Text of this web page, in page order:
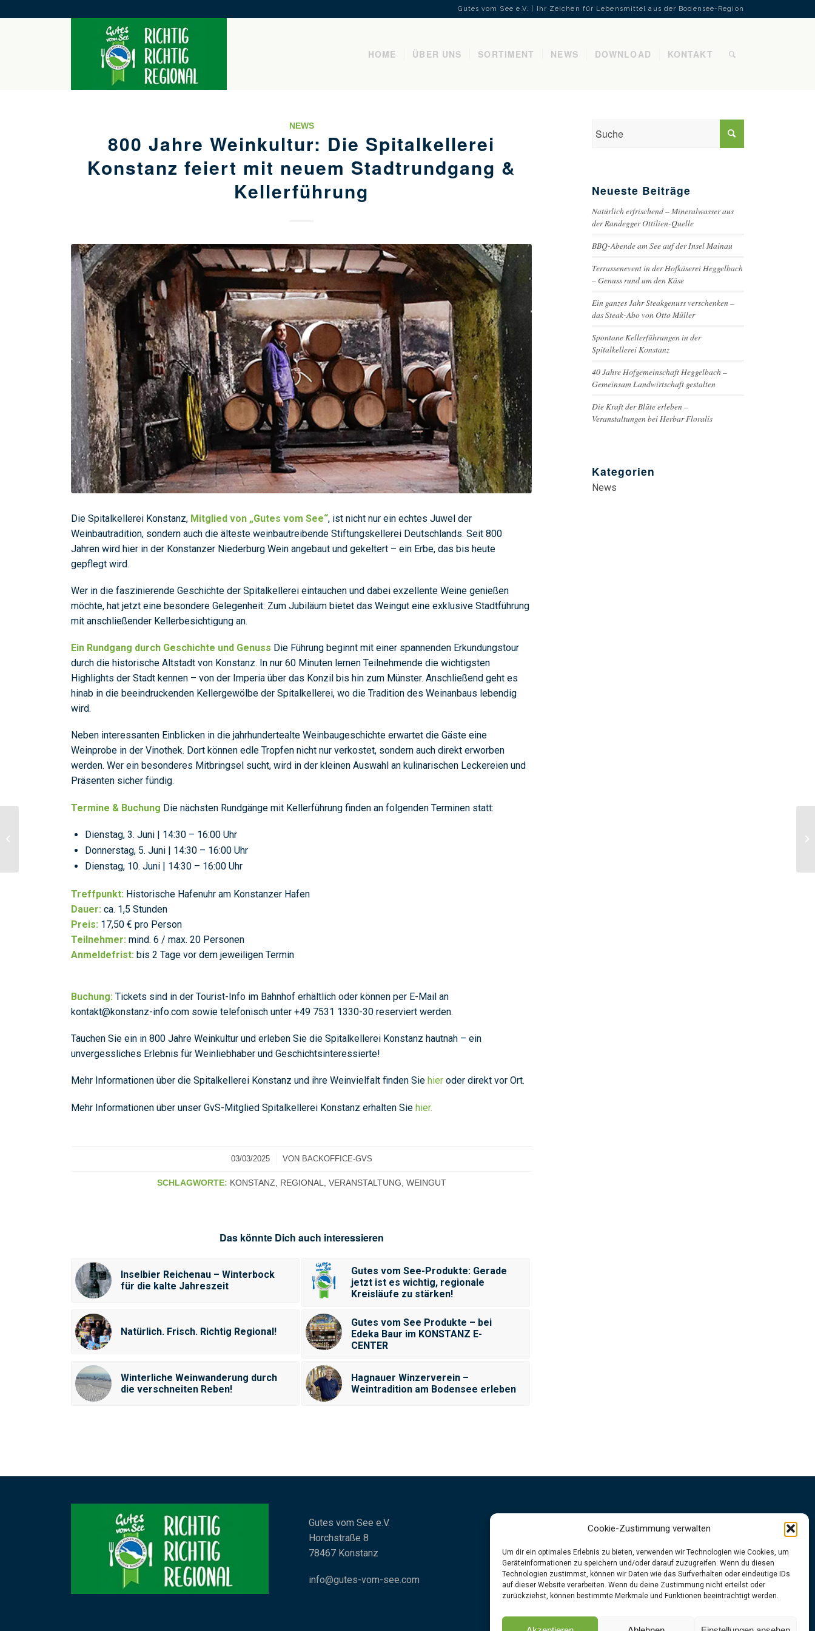
Cookie-Zustimmung verwalten
Um dir ein optimales Erlebnis zu bieten, verwenden wir Technologien wie Cookies, um
Geräteinformationen zu speichern und/oder darauf zuzugreifen. Wenn du diesen
Technologien zustimmst, können wir Daten wie das Surfverhalten oder eindeutige IDs
auf dieser Website verarbeiten. Wenn du deine Zustimmung nicht erteilst oder
zurückziehst, können bestimmte Merkmale und Funktionen beeinträchtigt werden.
Gutes vom See e.V. | Ihr Zeichen für Lebensmittel aus der Bodensee-Region
HOME ÜBER UNS SORTIMENT NEWS DOWNLOAD KONTAKT
NEWS
800 Jahre Weinkultur: Die Spitalkellerei
Konstanz feiert mit neuem Stadtrundgang &
Kellerführung
Die Spitalkellerei Konstanz, Mitglied von „Gutes vom See“, ist nicht nur ein echtes Juwel der
Weinbautradition, sondern auch die älteste weinbautreibende Stiftungskellerei Deutschlands. Seit 800
Jahren wird hier in der Konstanzer Niederburg Wein angebaut und gekeltert – ein Erbe, das bis heute
gepflegt wird.
Wer in die faszinierende Geschichte der Spitalkellerei eintauchen und dabei exzellente Weine genießen
möchte, hat jetzt eine besondere Gelegenheit: Zum Jubiläum bietet das Weingut eine exklusive Stadtführung
mit anschließender Kellerbesichtigung an.
Ein Rundgang durch Geschichte und Genuss Die Führung beginnt mit einer spannenden Erkundungstour
durch die historische Altstadt von Konstanz. In nur 60 Minuten lernen Teilnehmende die wichtigsten
Highlights der Stadt kennen – von der Imperia über das Konzil bis hin zum Münster. Anschließend geht es
hinab in die beeindruckenden Kellergewölbe der Spitalkellerei, wo die Tradition des Weinanbaus lebendig
wird.
Neben interessanten Einblicken in die jahrhundertealte Weinbaugeschichte erwartet die Gäste eine
Weinprobe in der Vinothek. Dort können edle Tropfen nicht nur verkostet, sondern auch direkt erworben
werden. Wer ein besonderes Mitbringsel sucht, wird in der kleinen Auswahl an kulinarischen Leckereien und
Präsenten sicher fündig.
Termine & Buchung Die nächsten Rundgänge mit Kellerführung finden an folgenden Terminen statt:
Dienstag, 3. Juni | 14:30 – 16:00 Uhr
Donnerstag, 5. Juni | 14:30 – 16:00 Uhr
Dienstag, 10. Juni | 14:30 – 16:00 Uhr
Treffpunkt: Historische Hafenuhr am Konstanzer Hafen
Dauer: ca. 1,5 Stunden
Preis: 17,50 € pro Person
Teilnehmer: mind. 6 / max. 20 Personen
Anmeldefrist: bis 2 Tage vor dem jeweiligen Termin
Buchung: Tickets sind in der Tourist-Info im Bahnhof erhältlich oder können per E-Mail an
kontakt@konstanz-info.com sowie telefonisch unter +49 7531 1330-30 reserviert werden.
Tauchen Sie ein in 800 Jahre Weinkultur und erleben Sie die Spitalkellerei Konstanz hautnah – ein
unvergessliches Erlebnis für Weinliebhaber und Geschichtsinteressierte!
Mehr Informationen über die Spitalkellerei Konstanz und ihre Weinvielfalt finden Sie hier oder direkt vor Ort.
Mehr Informationen über unser GvS-Mitglied Spitalkellerei Konstanz erhalten Sie hier.
03/03/2025
/ VON BACKOFFICE-GVS
SCHLAGWORTE: KONSTANZ REGIONAL VERANSTALTUNG WEINGUT
Das könnte Dich auch interessieren
Inselbier Reichenau – Winterbock
für die kalte Jahreszeit
Gutes vom See-Produkte: Gerade
jetzt ist es wichtig, regionale
Kreisläufe zu stärken!
Natürlich. Frisch. Richtig Regional!
Gutes vom See Produkte – bei
Edeka Baur im KONSTANZ E-
CENTER
Winterliche Weinwanderung durch
die verschneiten Reben!
Hagnauer Winzerverein –
Weintradition am Bodensee erleben
Neueste Beiträge
Natürlich erfrischend – Mineralwasser aus
der Randegger Ottilien-Quelle
BBQ-Abende am See auf der Insel Mainau
Terrassenevent in der Hofkäserei Heggelbach
– Genuss rund um den Käse
Ein ganzes Jahr Steakgenuss verschenken –
das Steak-Abo von Otto Müller
Spontane Kellerführungen in der
Spitalkellerei Konstanz
40 Jahre Hofgemeinschaft Heggelbach –
Gemeinsam Landwirtschaft gestalten
Die Kraft der Blüte erleben –
Veranstaltungen bei Herbar Floralis
Kategorien
News
Gutes vom See e.V.
Horchstraße 8
78467 Konstanz
info@gutes-vom-see.com
Impressum
Datenschutzrichtlinien
👉Folgt uns gerneunter
Instagram|Facebook
Sie die Welt der Arznei-
und Aromapflanzen